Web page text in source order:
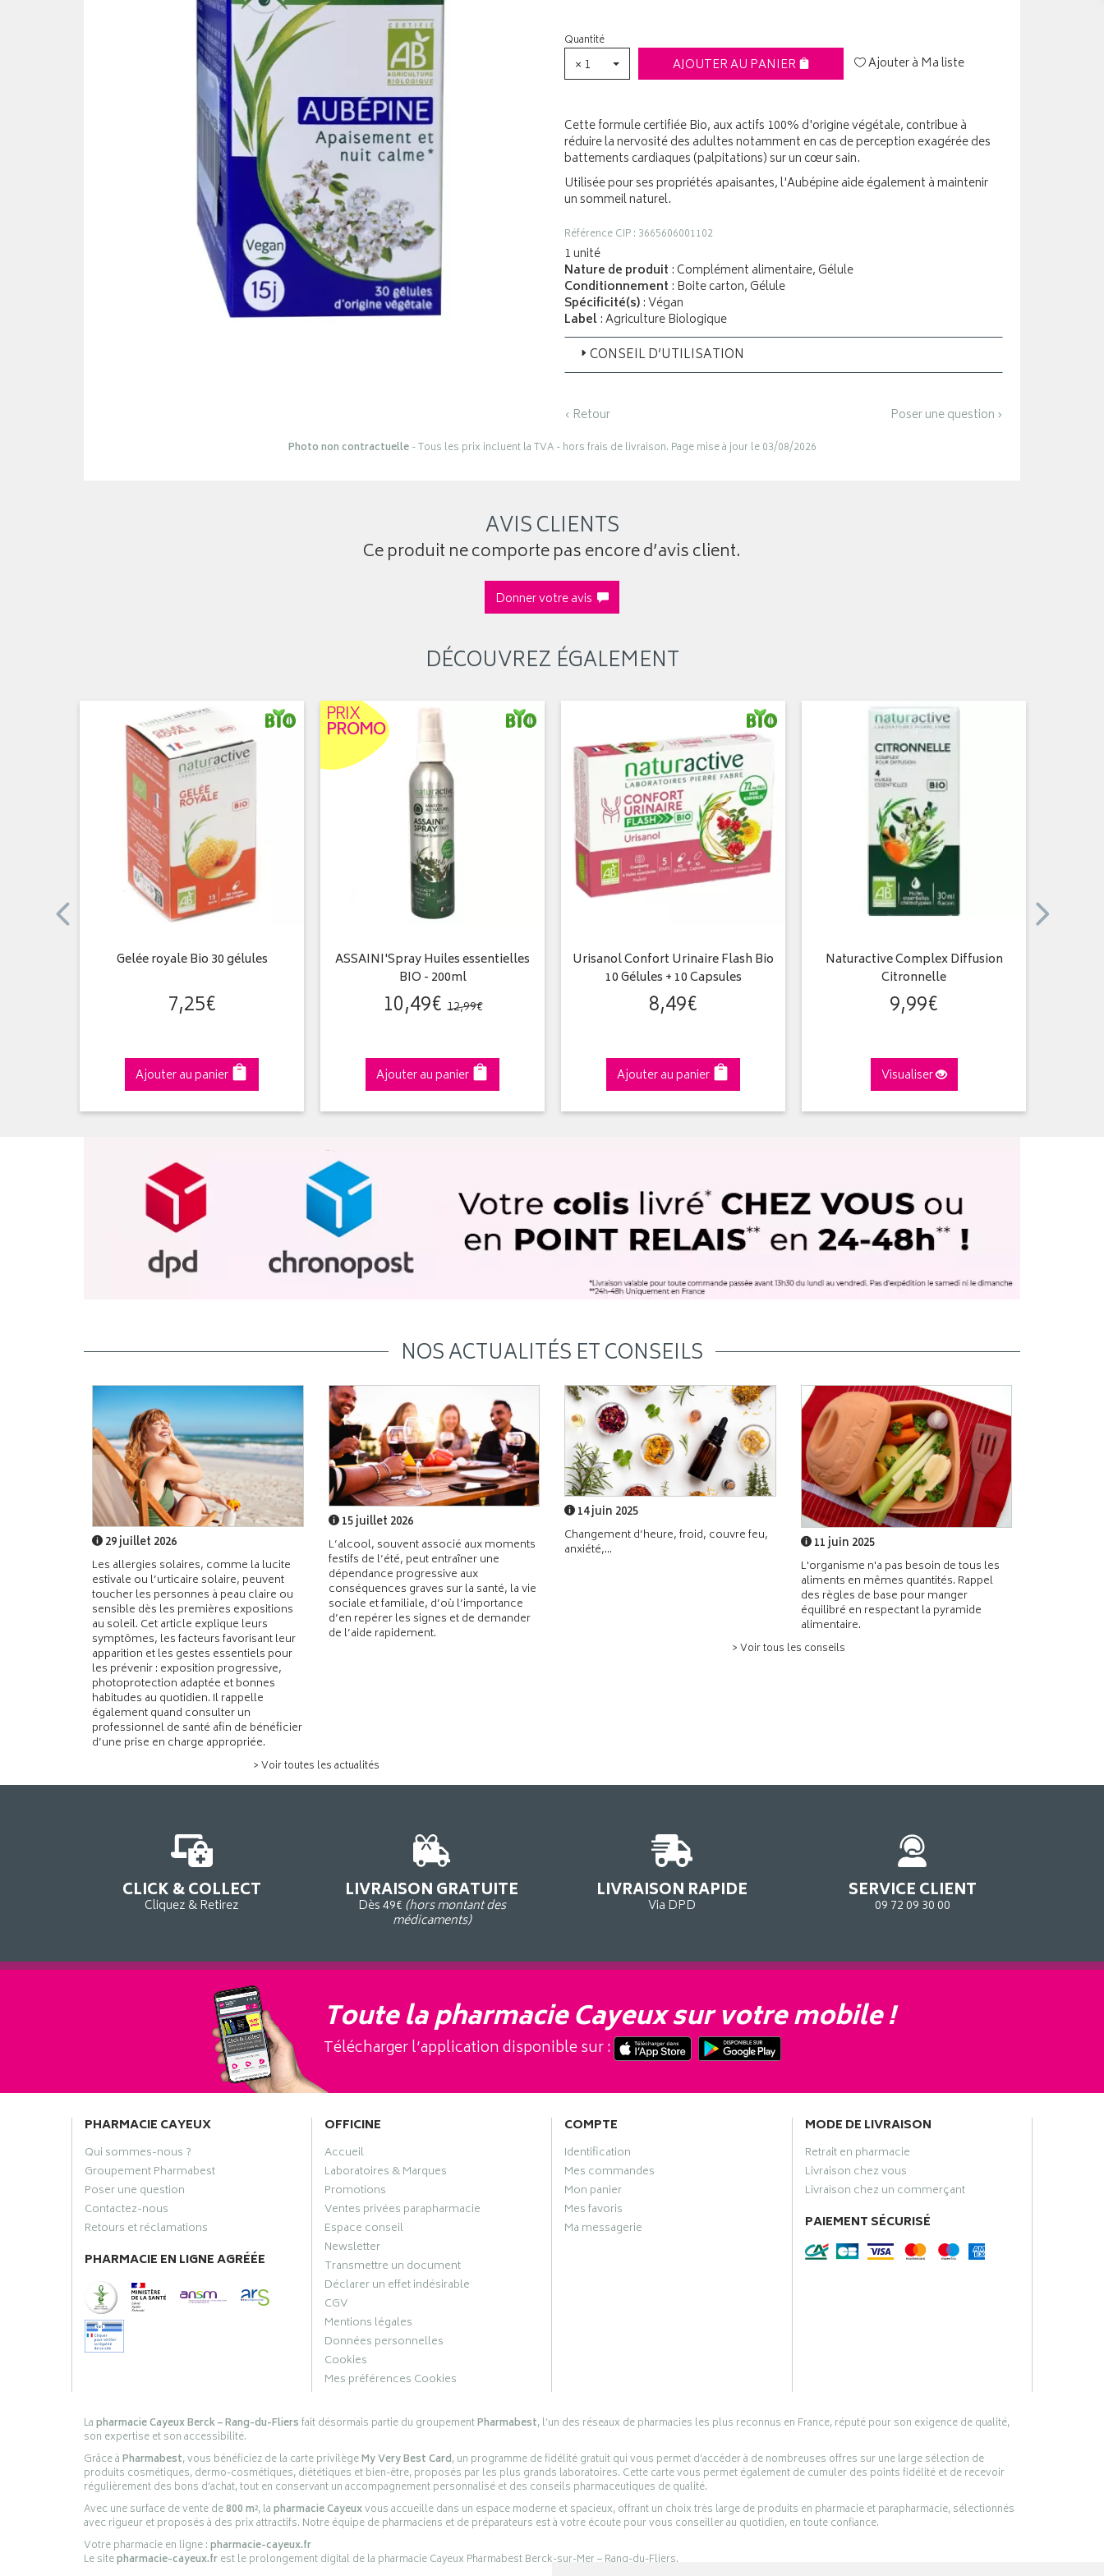
Quantité
× 1 AJOUTER AU PANIER Ajouter à Ma liste
Cette formule certifiée Bio, aux actifs 100% d'origine végétale, contribue à
réduire la nervosité des adultes notamment en cas de perception exagérée des
battements cardiaques (palpitations) sur un cœur sain.
Utilisée pour ses propriétés apaisantes, l'Aubépine aide également à maintenir
un sommeil naturel.
Référence CIP : 3665606001102
1 unité
Nature de produit : Complément alimentaire, Gélule
Conditionnement : Boite carton, Gélule
Spécificité(s): Végan
Label: Agriculture Biologique
CONSEIL D’UTILISATION
‹ Retour Poser une question ›
Photo non contractuelle- Tous les prix incluent la TVA - hors frais de livraison. Page mise à jour le 03/08/2026
AVIS CLIENTS
Ce produit ne comporte pas encore d’avis client.
Donner votre avis
DÉCOUVREZ ÉGALEMENT
Gelée royale Bio 30 gélules
7,25€
Ajouter au panier
PRIX
PROMO
ASSAINI'Spray Huiles essentielles
BIO - 200ml
10,49€ 12,99€
Ajouter au panier
Urisanol Confort Urinaire Flash Bio
10 Gélules + 10 Capsules
8,49€
Ajouter au panier
Naturactive Complex Diffusion
Citronnelle
9,99€
Visualiser
NOS ACTUALITÉS ET CONSEILS
29 juillet 2026
Les allergies solaires, comme la lucite
estivale ou l’urticaire solaire, peuvent
toucher les personnes à peau claire ou
sensible dès les premières expositions
au soleil. Cet article explique leurs
symptômes, les facteurs favorisant leur
apparition et les gestes essentiels pour
les prévenir : exposition progressive,
photoprotection adaptée et bonnes
habitudes au quotidien. Il rappelle
également quand consulter un
professionnel de santé afin de bénéficier
d’une prise en charge appropriée.
15 juillet 2026
L’alcool, souvent associé aux moments
festifs de l’été, peut entraîner une
dépendance progressive aux
conséquences graves sur la santé, la vie
sociale et familiale, d’où l’importance
d’en repérer les signes et de demander
de l’aide rapidement.
> Voir toutes les actualités
14 juin 2025
Changement d’heure, froid, couvre feu,
anxiété,...
11 juin 2025
L'organisme n'a pas besoin de tous les
aliments en mêmes quantités. Rappel
des règles de base pour manger
équilibré en respectant la pyramide
alimentaire.
> Voir tous les conseils
CLICK & COLLECT
Cliquez & Retirez
LIVRAISON GRATUITE
Dès 49€ (hors montant des
médicaments)
LIVRAISON RAPIDE
Via DPD
SERVICE CLIENT
09 72 09 30 00
Toute la pharmacie Cayeux sur votre mobile !
Télécharger l’application disponible sur :
PHARMACIE CAYEUX
Qui sommes-nous ?
Groupement Pharmabest
Poser une question
Contactez-nous
Retours et réclamations
PHARMACIE EN LIGNE AGRÉÉE
OFFICINE
Accueil
Laboratoires & Marques
Promotions
Ventes privées parapharmacie
Espace conseil
Newsletter
Transmettre un document
Déclarer un effet indésirable
CGV
Mentions légales
Données personnelles
Cookies
Mes préférences Cookies
COMPTE
Identification
Mes commandes
Mon panier
Mes favoris
Ma messagerie
MODE DE LIVRAISON
Retrait en pharmacie
Livraison chez vous
Livraison chez un commerçant
PAIEMENT SÉCURISÉ
Lapharmacie Cayeux Berck – Rang-du-Fliersfait désormais partie du groupementPharmabest, l’un des réseaux de pharmacies les plus reconnus en France, réputé pour son exigence de qualité,
son expertise et son accessibilité.
Grâce àPharmabest, vous bénéficiez de la carte privilègeMy Very Best Card, un programme de fidélité gratuit qui vous permet d’accéder à de nombreuses offres sur une large sélection de
produits cosmétiques, dermo-cosmétiques, diététiques et bien-être, proposés par les plus grands laboratoires. Cette carte vous permet également de cumuler des points fidélité et de recevoir
régulièrement des bons d’achat, tout en conservant un accompagnement personnalisé et des conseils pharmaceutiques de qualité.
Avec une surface de vente de800 m², lapharmacie Cayeuxvous accueille dans un espace moderne et spacieux, offrant un choix très large de produits en pharmacie et parapharmacie, sélectionnés
avec rigueur et proposés à des prix attractifs. Notre équipe de pharmaciens et de préparateurs est à votre écoute pour vous conseiller au quotidien, en toute confiance.
Votre pharmacie en ligne :pharmacie-cayeux.fr
Le sitepharmacie-cayeux.frest le prolongement digital de la pharmacie Cayeux Pharmabest Berck-sur-Mer – Rang-du-Fliers.